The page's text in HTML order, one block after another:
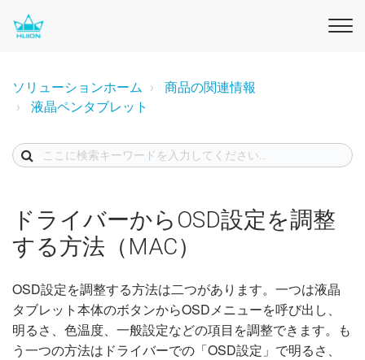
ソリューションホーム
商品の関連情報
液晶ペンタブレット
ドライバーからOSD設定を調整
する方法（MAC）
OSD設定を調整する方法は二つがあります。一つは液晶
タブレット本体のボタンからOSDメニューを呼び出し、
明るさ、色温度、一般設定などの項目を調整できます。も
う一つの方法はドライバーでの「OSD設定」で明るさ、